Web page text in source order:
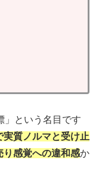
」という名目です
実質ノルマと受け止
り感覚への違和感か